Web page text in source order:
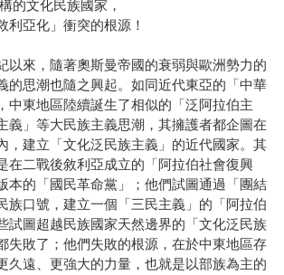
的文化民族國家，
利亞化」衝突的根源！
以來，隨著奧斯曼帝國的衰弱與歐洲勢力的
的思潮也隨之興起。如同近代東亞的「中華
中東地區陸續誕生了相似的「泛阿拉伯主
義」等大民族主義思潮，其擁護者都企圖在
，建立「文化泛民族主義」的近代國家。其
在二戰後敘利亞成立的「阿拉伯社會復興
本的「國民革命黨」；他們試圖通過「團結
族口號，建立一個「三民主義」的「阿拉伯
試圖超越民族國家天然邊界的「文化泛民族
失敗了；他們失敗的根源，在於中東地區存
久遠、更強大的力量，也就是以部族為主的